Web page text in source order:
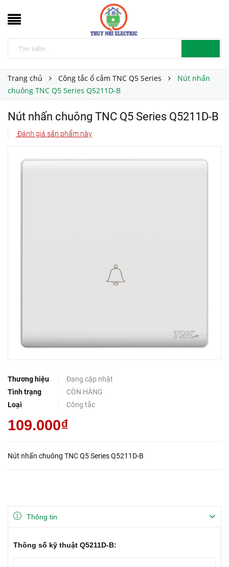
Trang chủ Công tắc ổ cắm TNC Q5 Series
Nút nhấn
chuông TNC Q5 Series Q5211D-B
Nút nhấn chuông TNC Q5 Series Q5211D-B
Đánh giá sản phẩm này
Thương hiệu
Đang cập nhật
Tình trạng
CÒN HÀNG
Loại
Công tắc
109.000₫
Nút nhấn chuông TNC Q5 Series Q5211D-B
Thông tin
Thông số kỹ thuật Q5211D-B: